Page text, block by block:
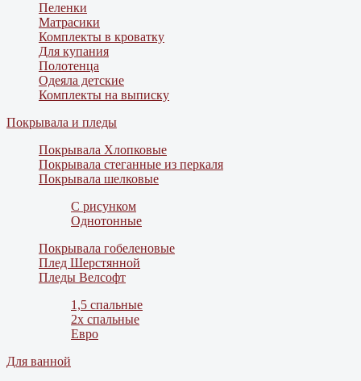
Пеленки
Матрасики
Комплекты в кроватку
Для купания
Полотенца
Одеяла детские
Комплекты на выписку
Покрывала и пледы
Покрывала Хлопковые
Покрывала стеганные из перкаля
Покрывала шелковые
С рисунком
Однотонные
Покрывала гобеленовые
Плед Шерстянной
Пледы Велсофт
1,5 спальные
2х спальные
Евро
Для ванной